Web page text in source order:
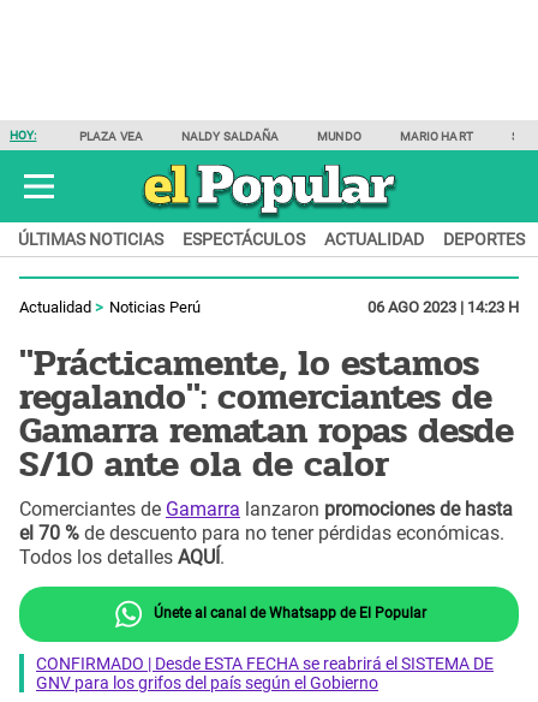
HOY: PLAZA VEA NALDY SALDAÑA MUNDO MARIO HART
ÚLTIMAS NOTICIAS ESPECTÁCULOS ACTUALIDAD DEPORTES
Actualidad Noticias Perú 06 AGO 2023 | 14:23 H
"Prácticamente, lo estamos
regalando": comerciantes de
Gamarra rematan ropas desde
S/10 ante ola de calor
Comerciantes de Gamarra lanzaron promociones de hasta
el 70 % de descuento para no tener pérdidas económicas.
Todos los detalles AQUÍ .
Únete al canal de Whatsapp de El Popular
CONFIRMADO | Desde ESTA FECHA se reabrirá el SISTEMA DE
GNV para los grifos del país según el Gobierno